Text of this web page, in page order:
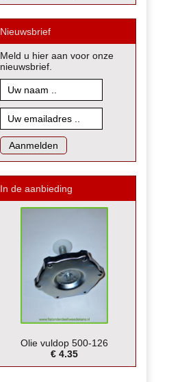
Nieuwsbrief
Meld u hier aan voor onze
nieuwsbrief.
In de aanbieding
Olie vuldop 500-126
€ 4.35